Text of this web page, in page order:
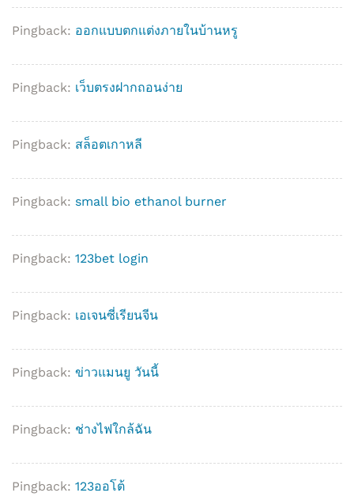
Pingback: ออกแบบตกแต่งภายในบ้านหรู
Pingback: เว็บตรงฝากถอนง่าย
Pingback: สล็อตเกาหลี
Pingback: small bio ethanol burner
Pingback: 123bet login
Pingback: เอเจนซี่เรียนจีน
Pingback: ข่าวแมนยู วันนี้
Pingback: ช่างไฟใกล้ฉัน
Pingback: 123ออโต้